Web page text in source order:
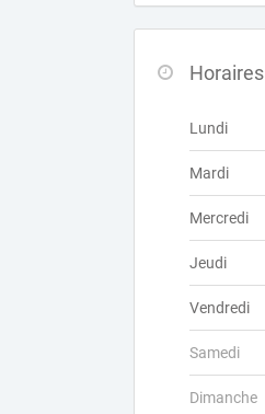
Horaires
Lundi
Mardi
Mercredi
Jeudi
Vendredi
Samedi
Dimanche